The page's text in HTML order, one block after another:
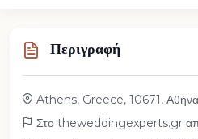
Περιγραφή
Athens, Greece, 10671, Αθήνα
Στο theweddingexperts.gr